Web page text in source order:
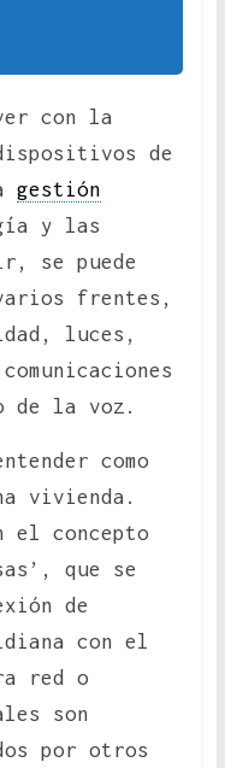
con la
de
gestión
y las
se puede
frentes,
luces,
de la voz.
como
vivienda.
el concepto
que se
de
con el
red o
son
por otros